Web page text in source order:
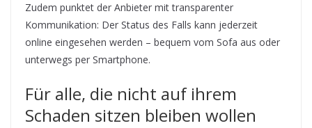
Zudem punktet der Anbieter mit transparenter
Kommunikation: Der Status des Falls kann jederzeit
online eingesehen werden – bequem vom Sofa aus oder
unterwegs per Smartphone.
Für alle, die nicht auf ihrem
Schaden sitzen bleiben wollen